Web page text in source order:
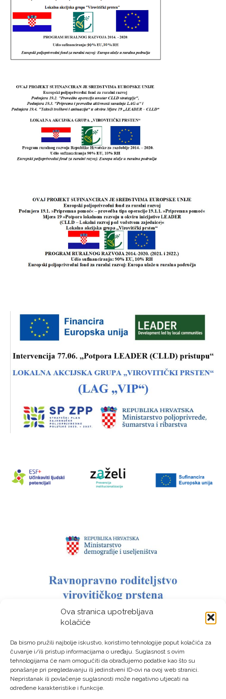
Ova stranica upotrebljava
kolačiće
Da bismo pružili najbolje iskustvo, koristimo tehnologije poput kolačića za
čuvanje i/ili pristup informacijama o uređaju. Suglasnost s ovim
tehnologijama će nam omogućiti da obrađujemo podatke kao što su
ponašanje pri pregledavanju ili jedinstveni ID-ovi na ovoj web stranici.
Nepristanak ili povlačenje suglasnosti može negativno utjecati na
određene karakteristike i funkcije.